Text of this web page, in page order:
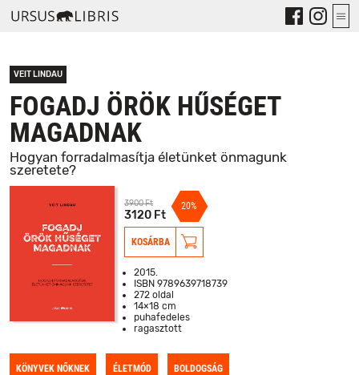
VEIT LINDAU
FOGADJ ÖRÖK HŰSÉGET
MAGADNAK
Hogyan forradalmasítja életünket önmagunk
szeretete?
3900 Ft
3120 Ft
20%
KOSÁRBA
2015.
ISBN 9789639718739
272 oldal
14×18 cm
puhafedeles
ragasztott
KÖNYVEK NŐKNEK ÉLETMÓD BOLDOGSÁG